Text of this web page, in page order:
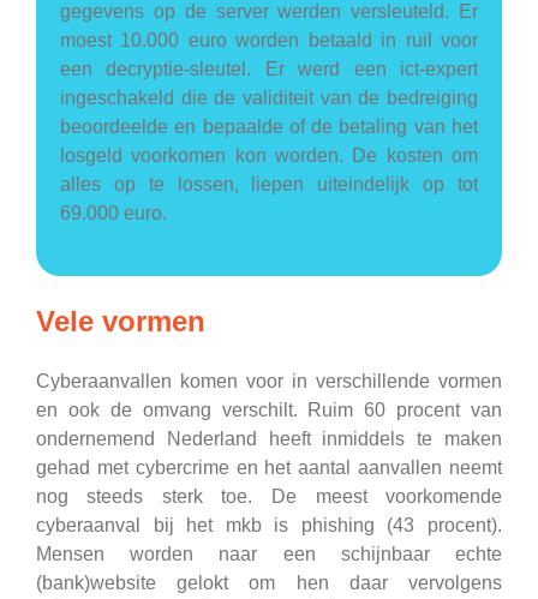
gegevens op de server werden versleuteld. Er
moest 10.000 euro worden betaald in ruil voor
een decryptie-sleutel. Er werd een ict-expert
ingeschakeld die de validiteit van de bedreiging
beoordeelde en bepaalde of de betaling van het
losgeld voorkomen kon worden. De kosten om
alles op te lossen, liepen uiteindelijk op tot
69.000 euro.
Vele vormen
Cyberaanvallen komen voor in verschillende vormen
en ook de omvang verschilt. Ruim 60 procent van
ondernemend Nederland heeft inmiddels te maken
gehad met cybercrime en het aantal aanvallen neemt
nog steeds sterk toe. De meest voorkomende
cyberaanval bij het mkb is phishing (43 procent).
Mensen worden naar een schijnbaar echte
(bank)website gelokt om hen daar vervolgens